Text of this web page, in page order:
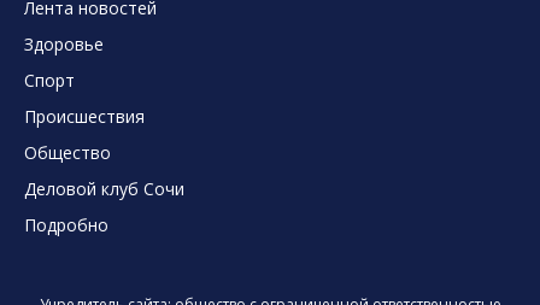
Лента новостей
Здоровье
Спорт
Происшествия
Общество
Деловой клуб Сочи
Подробно